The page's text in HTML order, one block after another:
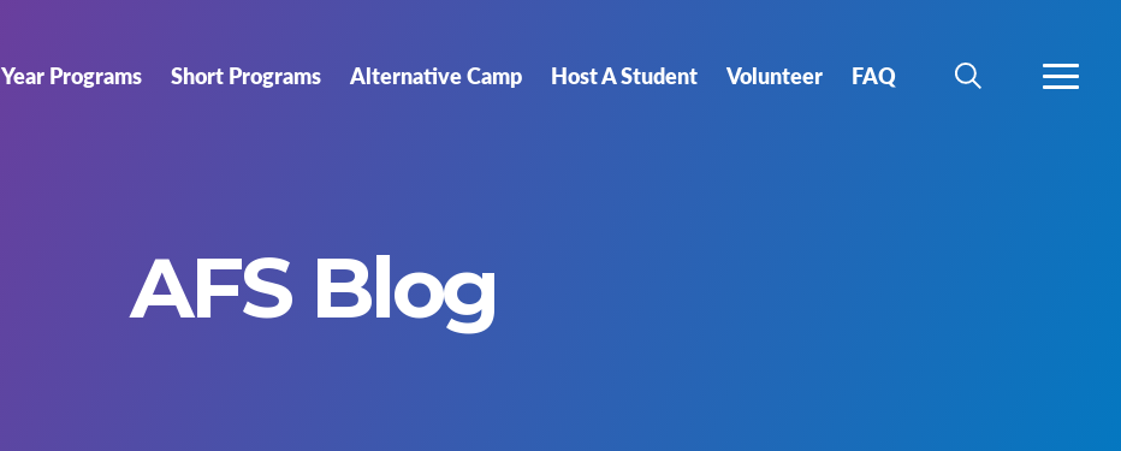
Year Programs Short Programs Alternative Camp Host A Student Volunteer FAQ
SEARCH MORE
AFS Blog